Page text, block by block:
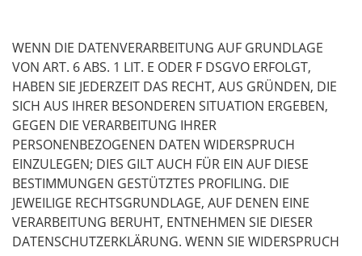
WENN DIE DATENVERARBEITUNG AUF GRUNDLAGE
VON ART. 6 ABS. 1 LIT. E ODER F DSGVO ERFOLGT,
HABEN SIE JEDERZEIT DAS RECHT, AUS GRÜNDEN, DIE
SICH AUS IHRER BESONDEREN SITUATION ERGEBEN,
GEGEN DIE VERARBEITUNG IHRER
PERSONENBEZOGENEN DATEN WIDERSPRUCH
EINZULEGEN; DIES GILT AUCH FÜR EIN AUF DIESE
BESTIMMUNGEN GESTÜTZTES PROFILING. DIE
JEWEILIGE RECHTSGRUNDLAGE, AUF DENEN EINE
VERARBEITUNG BERUHT, ENTNEHMEN SIE DIESER
DATENSCHUTZERKLÄRUNG. WENN SIE WIDERSPRUCH